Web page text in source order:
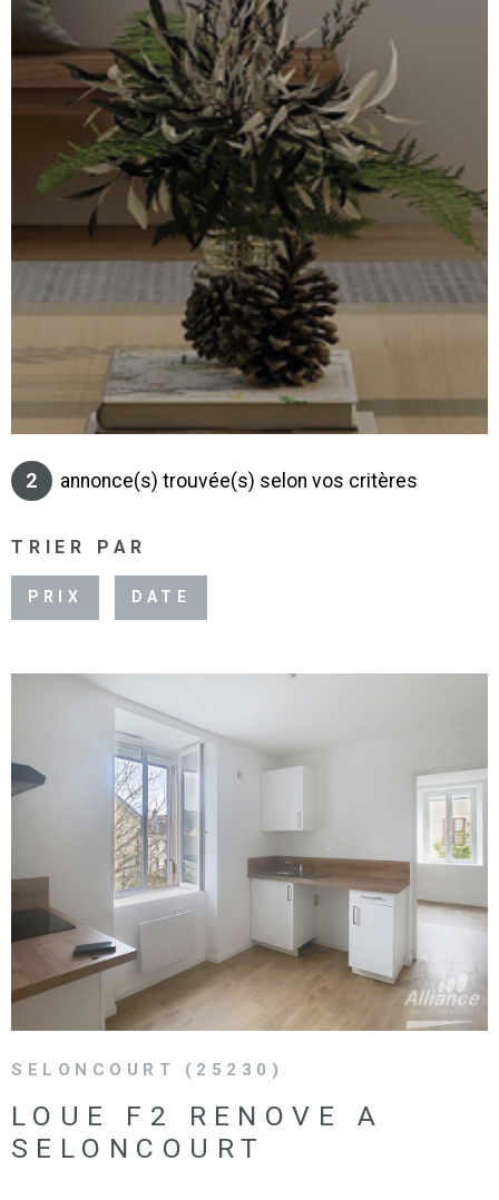
NOS
VENDUS
NOS
2 annonce(s) trouvée(s) selon vos critères
TRIER PAR
PRIX DATE
SELONCOURT (25230)
LOUE F2 RENOVE A
SELONCOURT
VOIR LE BIEN
Pièces
PIÈCES
RÉFÉRENCE
PLUS DE CRITÈRES
RECHERCHER